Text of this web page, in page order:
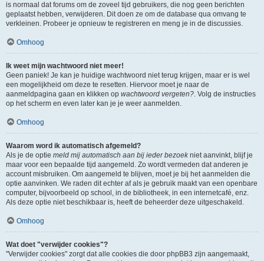
is normaal dat forums om de zoveel tijd gebruikers, die nog geen berichten
geplaatst hebben, verwijderen. Dit doen ze om de database qua omvang te
verkleinen. Probeer je opnieuw te registreren en meng je in de discussies.
Omhoog
Ik weet mijn wachtwoord niet meer!
Geen paniek! Je kan je huidige wachtwoord niet terug krijgen, maar er is wel
een mogelijkheid om deze te resetten. Hiervoor moet je naar de
aanmeldpagina gaan en klikken op wachtwoord vergeten?. Volg de instructies
op het scherm en even later kan je je weer aanmelden.
Omhoog
Waarom word ik automatisch afgemeld?
Als je de optie meld mij automatisch aan bij ieder bezoekniet aanvinkt, blijf je
maar voor een bepaalde tijd aangemeld. Zo wordt vermeden dat anderen je
account misbruiken. Om aangemeld te blijven, moet je bij het aanmelden die
optie aanvinken. We raden dit echter af als je gebruik maakt van een openbare
computer, bijvoorbeeld op school, in de bibliotheek, in een internetcafé, enz.
Als deze optie niet beschikbaar is, heeft de beheerder deze uitgeschakeld.
Omhoog
Wat doet "verwijder cookies"?
"Verwijder cookies" zorgt dat alle cookies die door phpBB3 zijn aangemaakt,